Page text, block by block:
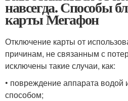
навсегда. Способы
карты Мегафон
Отключение карты от
причинам, не связанным с
исключены такие случаи, как:
• повреждение аппарата водой
способом;